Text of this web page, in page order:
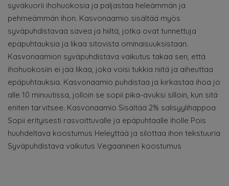
syväkuorii ihohuokosia ja paljastaa heleämmän ja
pehmeämmän ihon. Kasvonaamio sisältää myös
syväpuhdistavaa savea ja hiiltä, jotka ovat tunnettuja
epäpuhtauksia ja likaa sitovista ominaisuuksistaan.
Kasvonaamion syväpuhdistava vaikutus takaa sen, että
ihohuokosiin ei jää likaa, joka voisi tukkia niitä ja aiheuttaa
epäpuhtauksia. Kasvonaamio puhdistaa ja kirkastaa ihoa jo
alle 10 minuutissa, jolloin se sopii pika-avuksi silloin, kun sitä
eniten tarvitsee. Kasvonaamio Sisältää 2% salisyylihappoa
Sopii erityisesti rasvoittuvalle ja epäpuhtaalle iholle Pois
huuhdeltava koostumus Heleyttää ja silottaa ihon tekstuuria
Syväpuhdistava vaikutus Vegaaninen koostumus